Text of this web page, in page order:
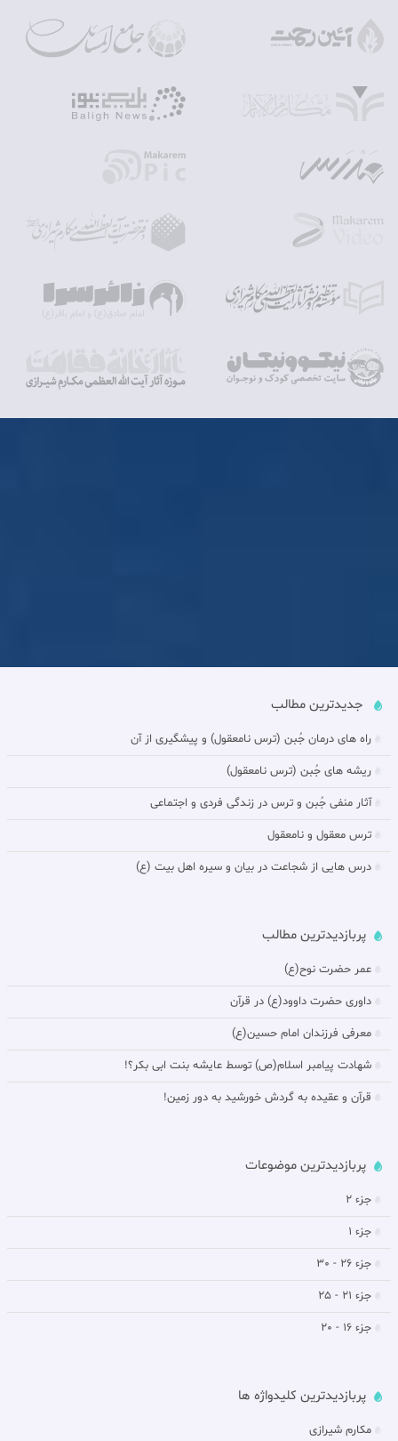
جدیدترین مطالب
راه های درمان جُبن (ترس نامعقول) و پيشگيرى از آن‏
ريشه هاى جُبن (ترس نامعقول)
آثار منفى جُبن و ترس در زندگى فردى و اجتماعى‏
ترس معقول و نامعقول‏
درس هایی از شجاعت در بيان و سیره اهل بیت (ع)
پربازدیدترین مطالب
عمر حضرت نوح(ع)
داورى حضرت داوود(ع) در قرآن
معرفی فرزندان امام حسین(ع)
شهادت پیامبر اسلام(ص) توسط عایشه بنت ابی بکر؟!
قرآن و عقیده به گردش خورشيد به دور زمين!
پربازدیدترین موضوعات
جزء 2
جزء 1
جزء 26 - 30
جزء 21 - 25
جزء 16 - 20
پربازدیدترین کلیدواژه ها
مکارم شیرازی